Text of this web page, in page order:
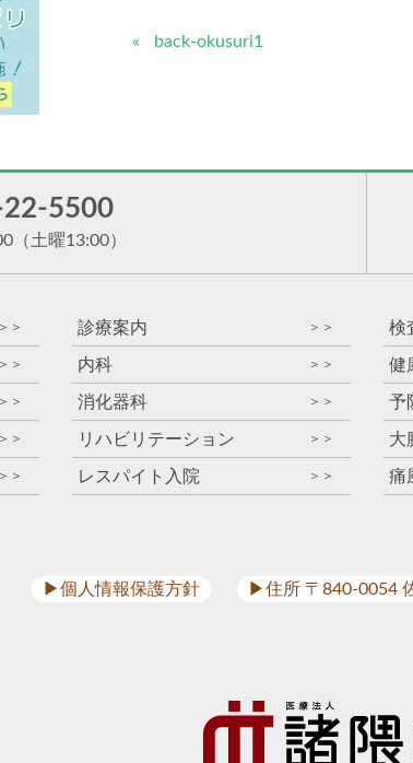
back-okusuri1
5500
（土曜13:00）
＞＞
＞＞
＞＞
＞＞
＞＞
診療案内 ＞＞
内科 ＞＞
消化器科 ＞＞
リハビリテーション ＞＞
レスパイト入院 ＞＞
検
健
予
大
痛
▶︎個人情報保護方針 ▶︎住所 〒840-0054